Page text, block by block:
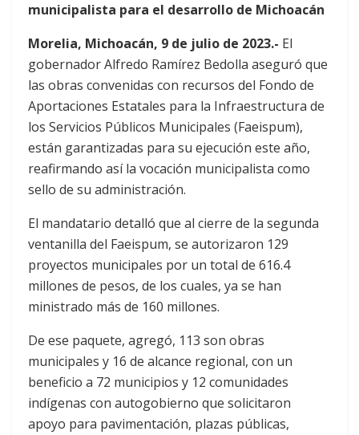
municipalista para el desarrollo de Michoacán
Morelia, Michoacán, 9 de julio de 2023.- El
gobernador Alfredo Ramírez Bedolla aseguró que
las obras convenidas con recursos del Fondo de
Aportaciones Estatales para la Infraestructura de
los Servicios Públicos Municipales (Faeispum),
están garantizadas para su ejecución este año,
reafirmando así la vocación municipalista como
sello de su administración.
El mandatario detalló que al cierre de la segunda
ventanilla del Faeispum, se autorizaron 129
proyectos municipales por un total de 616.4
millones de pesos, de los cuales, ya se han
ministrado más de 160 millones.
De ese paquete, agregó, 113 son obras
municipales y 16 de alcance regional, con un
beneficio a 72 municipios y 12 comunidades
indígenas con autogobierno que solicitaron
apoyo para pavimentación, plazas públicas,